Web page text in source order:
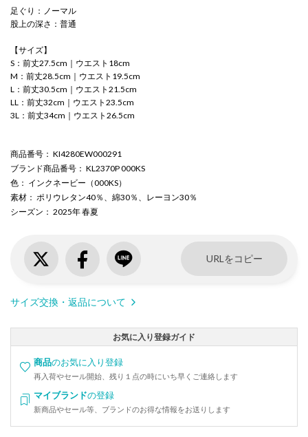
足ぐり：ノーマル
股上の深さ：普通
【サイズ】
S：前丈27.5cm｜ウエスト18cm
M：前丈28.5cm｜ウエスト19.5cm
L：前丈30.5cm｜ウエスト21.5cm
LL：前丈32cm｜ウエスト23.5cm
3L：前丈34cm｜ウエスト26.5cm
商品番号 ： KI4280EW000291
ブランド商品番号 ： KL2370P 000KS
色 ： インクネービー（000KS）
素材 ： ポリウレタン40％、綿30％、レーヨン30％
シーズン ： 2025年 春夏
URLをコピー
サイズ交換・返品について
お気に入り登録ガイド
商品のお気に入り登録
再入荷やセール開始、残り１点の時にいち早くご連絡します
マイブランドの登録
新商品やセール等、ブランドのお得な情報をお送りします